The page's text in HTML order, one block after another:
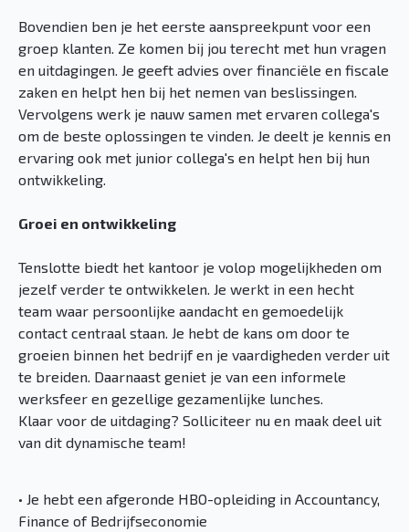
Bovendien ben je het eerste aanspreekpunt voor een
groep klanten. Ze komen bij jou terecht met hun vragen
en uitdagingen. Je geeft advies over financiële en fiscale
zaken en helpt hen bij het nemen van beslissingen.
Vervolgens werk je nauw samen met ervaren collega's
om de beste oplossingen te vinden. Je deelt je kennis en
ervaring ook met junior collega's en helpt hen bij hun
ontwikkeling.
Groei en ontwikkeling
Tenslotte biedt het kantoor je volop mogelijkheden om
jezelf verder te ontwikkelen. Je werkt in een hecht
team waar persoonlijke aandacht en gemoedelijk
contact centraal staan. Je hebt de kans om door te
groeien binnen het bedrijf en je vaardigheden verder uit
te breiden. Daarnaast geniet je van een informele
werksfeer en gezellige gezamenlijke lunches.
Klaar voor de uitdaging? Solliciteer nu en maak deel uit
van dit dynamische team!
• Je hebt een afgeronde HBO-opleiding in Accountancy,
Finance of Bedrijfseconomie